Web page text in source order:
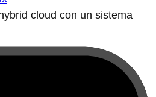
cloud con un sistema